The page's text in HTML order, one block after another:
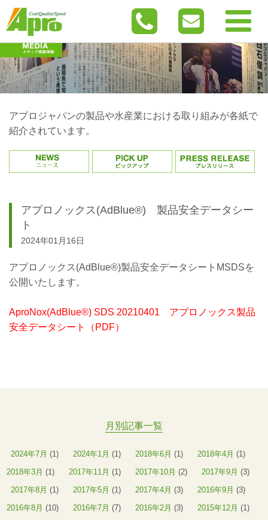
アプロジャパンの製品や水産業における取り組みが各紙で
紹介されています。
アプロノックス(AdBlue®) 製品安全データシー
ト
2024年01月16日
アプロノックス(AdBlue®)製品安全データシートMSDSを
公開いたします。
AproNox(AdBlue®) SDS 20210401 アプロノックス製品
安全データシート（PDF）
月別記事一覧
2024年7月 (1) 2024年1月 (1) 2018年6月 (1) 2018年4月 (1)
2018年3月 (1) 2017年11月 (1) 2017年10月 (2) 2017年9月 (3)
2017年8月 (1) 2017年5月 (1) 2017年4月 (3) 2016年9月 (3)
2016年8月 (10) 2016年7月 (7) 2016年2月 (3) 2015年12月 (1)